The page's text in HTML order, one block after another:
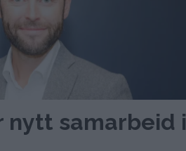
nytt samarbeid i